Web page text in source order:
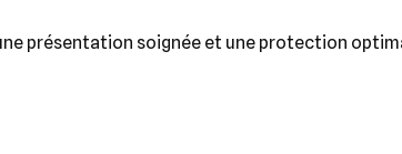
présentation soignée et une protection